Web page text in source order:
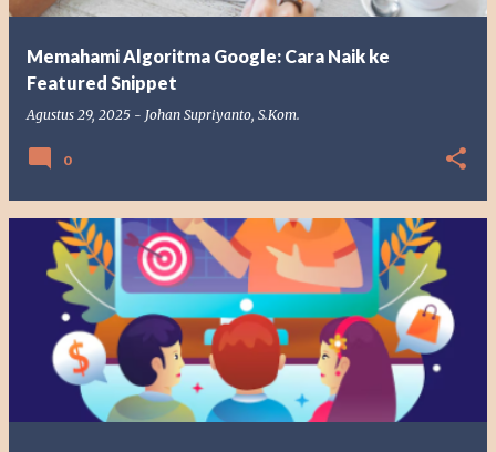
Memahami Algoritma Google: Cara Naik ke
Featured Snippet
Agustus 29, 2025 - Johan Supriyanto, S.Kom.
0